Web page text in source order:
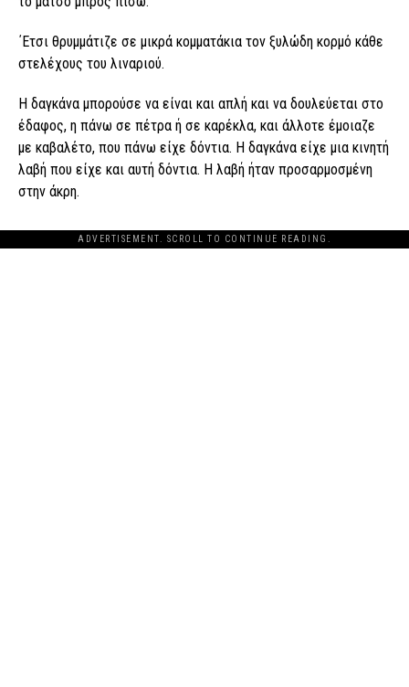
΄Ετσι θρυμμάτιζε σε μικρά κομματάκια τον ξυλώδη κορμό κάθε
στελέχους του λιναριού.
Η δαγκάνα μπορούσε να είναι και απλή και να δουλεύεται στο
έδαφος, η πάνω σε πέτρα ή σε καρέκλα, και άλλοτε έμοιαζε
με καβαλέτο, που πάνω είχε δόντια. Η δαγκάνα είχε μια κινητή
λαβή που είχε και αυτή δόντια. Η λαβή ήταν προσαρμοσμένη
στην άκρη.
ADVERTISEMENT. SCROLL TO CONTINUE READING.